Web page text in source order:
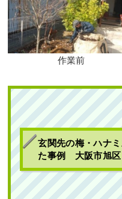
作業前
玄関先の梅・ハナ
た事例 大阪市旭区